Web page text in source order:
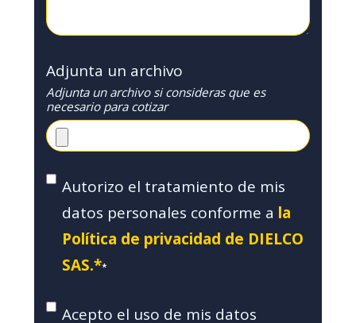
Adjunta un archivo
Adjunta un archivo si consideras que es
necesario para cotizar
Autorizo el tratamiento de mis
datos personales conforme a la
Política de privacidad de DIELCO
SAS.**
Acepto el uso de mis datos